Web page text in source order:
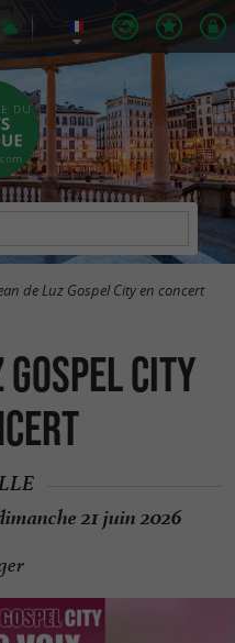
de Luz Gospel City en concert
Gospel City
21 juin 2026